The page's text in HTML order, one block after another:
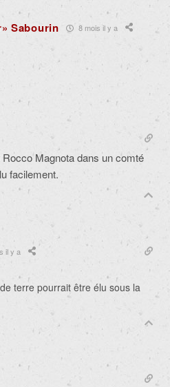
Sabourin 8 mois il y a
Magnota dans un comté
facilement.
il y a
terre pourrait être élu sous la